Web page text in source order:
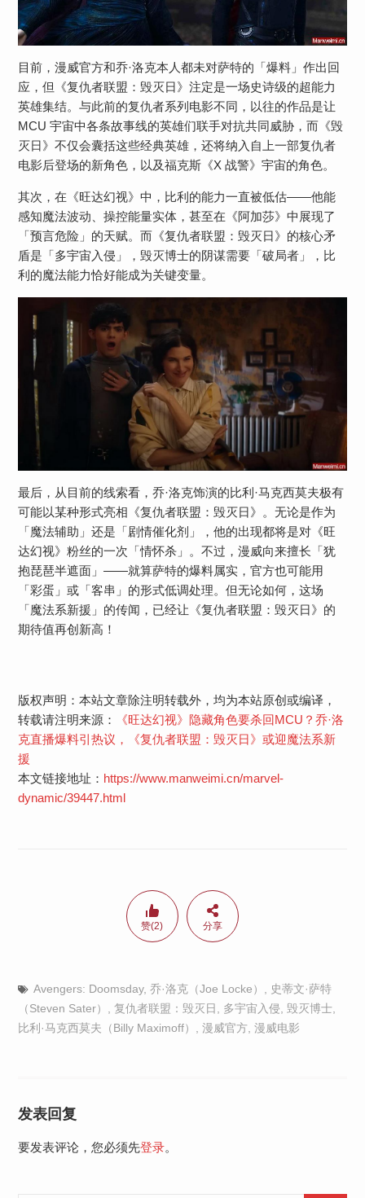
目前，漫威官方和乔·洛克本人都未对萨特的「爆料」作出回
应，但《复仇者联盟：毁灭日》注定是一场史诗级的超能力
英雄集结。与此前的复仇者系列电影不同，以往的作品是让
MCU 宇宙中各条故事线的英雄们联手对抗共同威胁，而《毁
灭日》不仅会囊括这些经典英雄，还将纳入自上一部复仇者
电影后登场的新角色，以及福克斯《X 战警》宇宙的角色。
其次，在《旺达幻视》中，比利的能力一直被低估——他能
感知魔法波动、操控能量实体，甚至在《阿加莎》中展现了
「预言危险」的天赋。而《复仇者联盟：毁灭日》的核心矛
盾是「多宇宙入侵」，毁灭博士的阴谋需要「破局者」，比
利的魔法能力恰好能成为关键变量。
最后，从目前的线索看，乔·洛克饰演的比利·马克西莫夫极有
可能以某种形式亮相《复仇者联盟：毁灭日》。无论是作为
「魔法辅助」还是「剧情催化剂」，他的出现都将是对《旺
达幻视》粉丝的一次「情怀杀」。不过，漫威向来擅长「犹
抱琵琶半遮面」——就算萨特的爆料属实，官方也可能用
「彩蛋」或「客串」的形式低调处理。但无论如何，这场
「魔法系新援」的传闻，已经让《复仇者联盟：毁灭日》的
期待值再创新高！
版权声明：本站文章除注明转载外，均为本站原创或编译，
转载请注明来源：
《旺达幻视》隐藏角色要杀回MCU？乔·洛
克直播爆料引热议，《复仇者联盟：毁灭日》或迎魔法系新
援
本文链接地址： https://www.manweimi.cn/marvel-
dynamic/39447.html
赞(2) 分享
Avengers: Doomsday, 乔·洛克（Joe Locke）
史蒂文·萨特
（Steven Sater）
复仇者联盟：毁灭日 多宇宙入侵 毁灭博士,
比利·马克西莫夫（Billy Maximoff）
漫威官方, 漫威电影
发表回复
要发表评论，您必须先登录。